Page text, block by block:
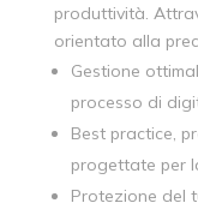
produttività.
orientato alla
Gestione
processo di
Best practice,
progettate per
Protezione del